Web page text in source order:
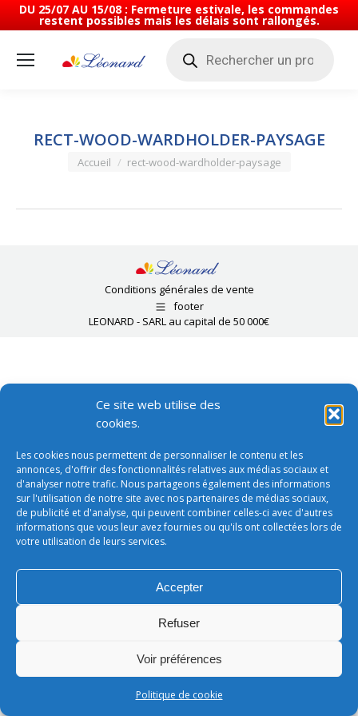
DU 25/07 AU 15/08 : Fermeture estivale, les commandes
restent possibles mais les délais sont rallongés.
Ce site web utilise des
cookies.
Les cookies nous permettent de personnaliser le contenu et les
annonces, d'offrir des fonctionnalités relatives aux médias sociaux et
d'analyser notre trafic. Nous partageons également des informations
sur l'utilisation de notre site avec nos partenaires de médias sociaux,
de publicité et d'analyse, qui peuvent combiner celles-ci avec d'autres
informations que vous leur avez fournies ou qu'ils ont collectées lors de
votre utilisation de leurs services.
Accepter
Refuser
Voir préférences
Politique de cookie
produits
RECT-WOOD-WARDHOLDER-PAYSAGE
Vous êtes ici :
Accueil rect-wood-wardholder-paysage
Conditions générales de vente
footer
LEONARD - SARL au capital de 50 000€